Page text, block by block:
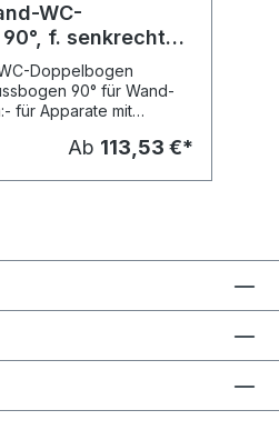
WC-
f. senkrechte
Doppelbogen
90° für Wand-
für Apparate mit
Lippendichtungen
Ab 113,53 €*